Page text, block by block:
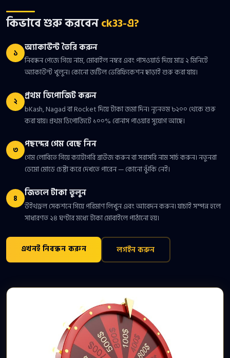
কিভাবে শুরু করবেনck33-এ?
১ অ্যাকাউন্ট তৈরি করুন
নিবন্ধন পেজে গিয়ে নাম, মোবাইল নম্বর এবং পাসওয়ার্ড দিয়ে মাত্র ২ মিনিটে
অ্যাকাউন্ট খুলুন। কোনো জটিল ভেরিফিকেশন ছাড়াই শুরু করা যায়।
২ প্রথম ডিপোজিট করুন
bKash, Nagad বা Rocket দিয়ে টাকা জমা দিন। ন্যূনতম ৳২০০ থেকে শুরু
করা যায়। প্রথম ডিপোজিটে ১০০% বোনাস পাওয়ার সুযোগ আছে।
৩ পছন্দের গেম বেছে নিন
গেম লোবিতে গিয়ে ক্যাটাগরি ব্রাউজ করুন বা সরাসরি নাম সার্চ করুন। নতুনরা
ডেমো মোডে চেষ্টা করে দেখতে পারেন — কোনো ঝুঁকি নেই।
৪ জিতলে টাকা তুলুন
উইথড্রল সেকশনে গিয়ে পরিমাণ লিখুন এবং আবেদন করুন। যাচাই সম্পন্ন হলে
সাধারণত ২৪ ঘণ্টার মধ্যে টাকা মোবাইলে পাঠানো হয়।
এখনই নিবন্ধন করুন লগইন করুন